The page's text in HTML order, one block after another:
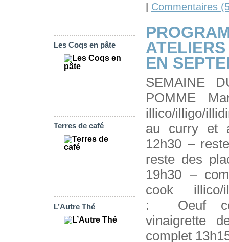
Les Coqs en pâte
Terres de café
L’Autre Thé
| Commentaires
EN
SEMAINE
POMME
illico/illigo/
au curry et
12h30 –
reste des
19h30 –
cook illico/
: Oeuf
vinaigrette
complet